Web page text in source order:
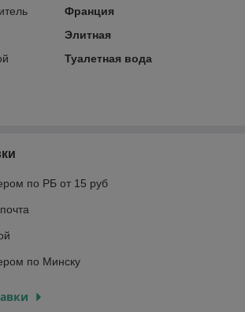
Франция
Элитная
Туалетная вода
по РБ от 15 руб
по Минску